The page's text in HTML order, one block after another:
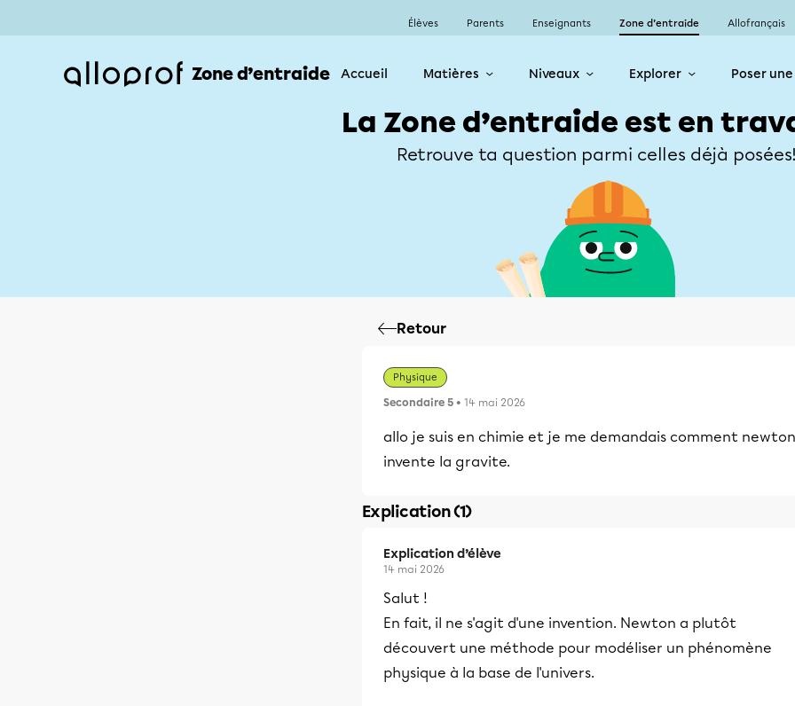
Élèves Parents Enseignants Zone d’entraide Allofrançais
Zone d’entraide Accueil Matières Niveaux Explorer Poser
La Zone d’entraide est en
Retrouve ta question parmi celles déjà
Retour
Physique
Secondaire 5 • 14 mai 2026
allo je suis en chimie et je me demandais comment
invente la gravite.
Explication (1)
Explication d’élève
14 mai 2026
Salut !
En fait, il ne s'agit d'une invention. Newton a plutôt
découvert une méthode pour modéliser un phénomène
physique à la base de l'univers.